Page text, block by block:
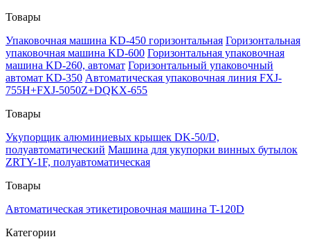
Товары
Упаковочная машина KD-450 горизонтальная Горизонтальная
упаковочная машина KD-600 Горизонтальная упаковочная
машина KD-260, автомат Горизонтальный упаковочный
автомат KD-350 Автоматическая упаковочная линия FXJ-
755H+FXJ-5050Z+DQKX-655
Товары
Укупорщик алюминиевых крышек DK-50/D,
полуавтоматический Машина для укупорки винных бутылок
ZRTY-1F, полуавтоматическая
Товары
Автоматическая этикетировочная машина T-120D
Категории